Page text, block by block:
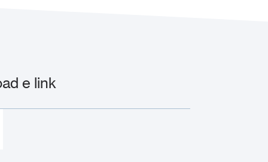
e link